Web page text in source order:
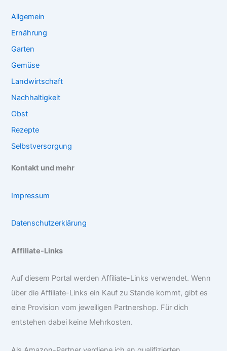
Allgemein
Ernährung
Garten
Gemüse
Landwirtschaft
Nachhaltigkeit
Obst
Rezepte
Selbstversorgung
Kontakt und mehr
Impressum
Datenschutzerklärung
Affiliate-Links
Auf diesem Portal werden Affiliate-Links verwendet. Wenn
über die Affiliate-Links ein Kauf zu Stande kommt, gibt es
eine Provision vom jeweiligen Partnershop. Für dich
entstehen dabei keine Mehrkosten.